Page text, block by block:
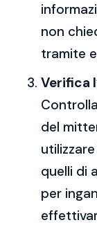
non
tramite
Verifica
del
quelli di
per